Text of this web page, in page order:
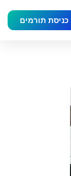
כניסת תורמים